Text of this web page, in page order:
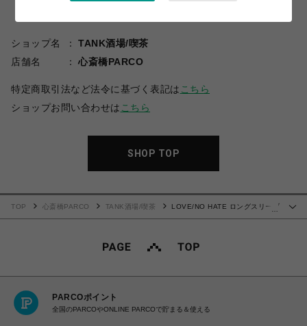
ショップ名
TANK酒場/喫茶
店舗名
心斎橋PARCO
特定商取引法など法令に基づく表記は こちら
ショップお問い合わせは こちら
SHOP TOP
TOP 心斎橋PARCO TANK酒場/喫茶
LOVE/NO HATE ロングスリーブ
PARCOポイント
全国のPARCOやONLINE PARCOで貯まる＆使える